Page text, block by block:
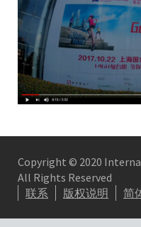
Copyright © 2020
All Rights Reserved
联系
版权说明 简